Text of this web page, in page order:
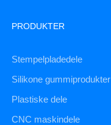
PRODUKTER
Stempelpladedele
Silikone gummiprodukter
Plastiske dele
CNC maskindele